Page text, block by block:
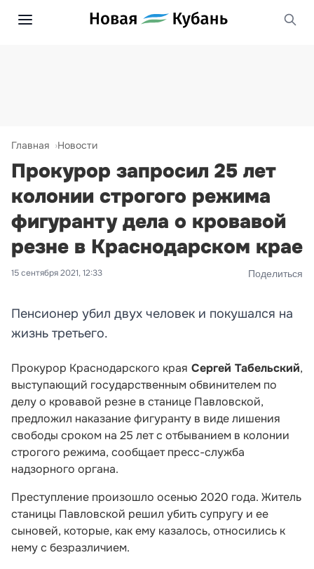
Главная Новости
Прокурор запросил 25 лет
колонии строгого режима
фигуранту дела о кровавой
резне в Краснодарском крае
15 сентября 2021, 12:33 Поделиться
Пенсионер убил двух человек и покушался на
жизнь третьего.
Прокурор Краснодарского края Сергей Табельский,
выступающий государственным обвинителем по
делу о кровавой резне в станице Павловской,
предложил наказание фигуранту в виде лишения
свободы сроком на 25 лет с отбыванием в колонии
строгого режима, сообщает пресс-служба
надзорного органа.
Преступление произошло осенью 2020 года. Житель
станицы Павловской решил убить супругу и ее
сыновей, которые, как ему казалось, относились к
нему с безразличием.